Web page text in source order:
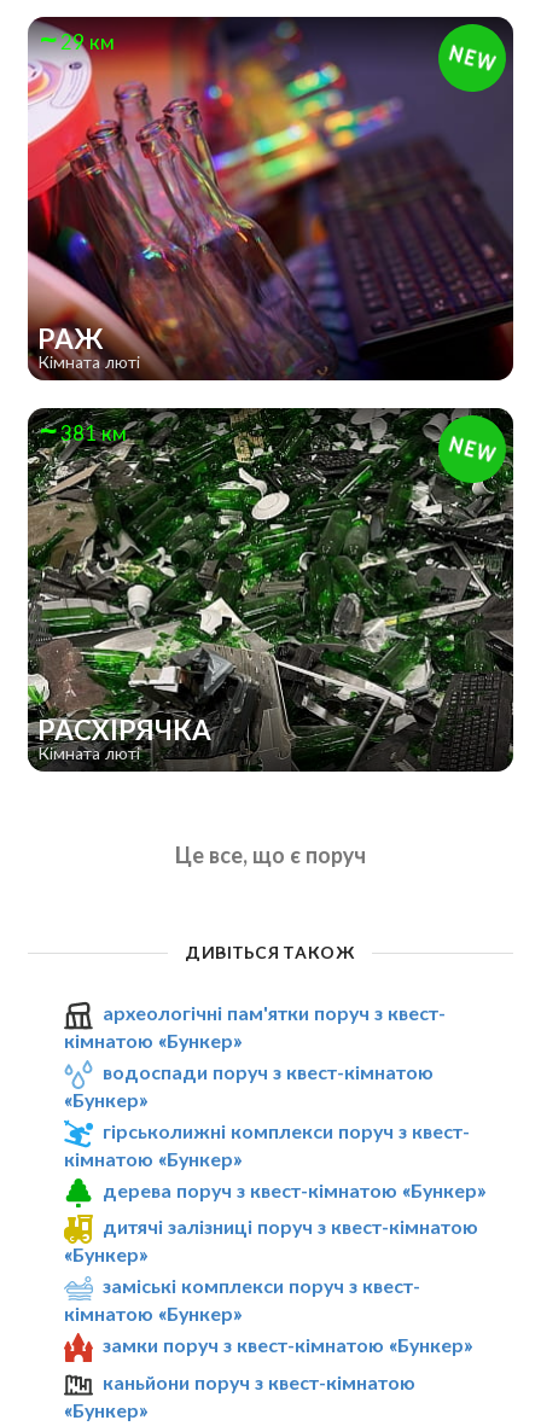
29 км
РАЖ
Кімната люті
381 км
РАСХІРЯЧКА
Кімната люті
Це все, що є поруч
ДИВІТЬСЯ ТАКОЖ
археологічні пам'ятки поруч з квест-
кімнатою «Бункер»
водоспади поруч з квест-кімнатою
«Бункер»
гірськолижні комплекси поруч з квест-
кімнатою «Бункер»
дерева поруч з квест-кімнатою «Бункер»
дитячі залізниці поруч з квест-кімнатою
«Бункер»
заміські комплекси поруч з квест-
кімнатою «Бункер»
замки поруч з квест-кімнатою «Бункер»
каньйони поруч з квест-кімнатою
«Бункер»